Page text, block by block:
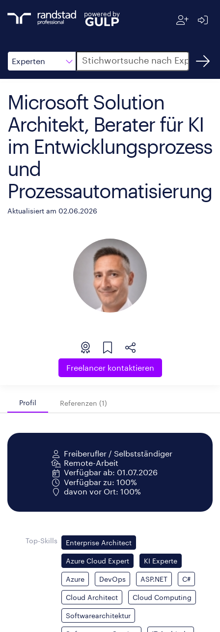
powered by
Experten
Suche
Microsoft Solution
Architekt, Berater für KI
im Entwicklungsprozess
und
Prozessautomatisierung
Aktualisiert am 02.06.2026
Freelancer kontaktieren
Profil Referenzen (1)
Freiberufler / Selbstständiger
Remote-Arbeit
Verfügbar ab: 01.07.2026
Verfügbar zu: 100%
davon vor Ort: 100%
Top-Skills Enterprise Architect
Azure Cloud Expert KI Experte
Azure DevOps ASP.NET C#
Cloud Architect Cloud Computing
Softwarearchitektur